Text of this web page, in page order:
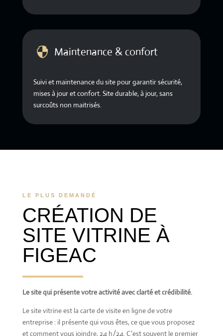
 Maintenance & confort
Suivi et maintenance du site pour garantir sécurité,
mises à jour et confort. Site durable, à jour, sans
surcoûts non maitrisés.
LE PLUS DEMANDÉ
CRÉATION DE
SITE VITRINE À
FIGEAC
Le site qui présente votre activité avec clarté et crédibilité.
Le site vitrine est la carte de visite en ligne de votre
entreprise : il présente qui vous êtes, ce que vous proposez
et comment vous joindre, 24 h/24. C’est souvent le premier